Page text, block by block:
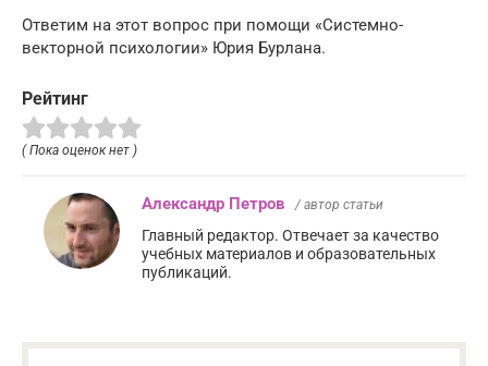
Ответим на этот вопрос при помощи «Системно-
векторной психологии» Юрия Бурлана.
Рейтинг
( Пока оценок нет )
Александр Петров / автор статьи
Главный редактор. Отвечает за качество
учебных материалов и образовательных
публикаций.